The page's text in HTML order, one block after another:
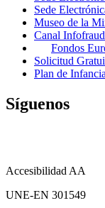
Sede
Museo de la
Canal
Fondos
Solicitud
Plan de Infancia
Síguenos
Accesibilidad AA
UNE-EN 301549